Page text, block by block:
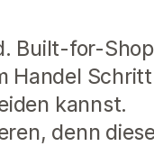
Built-for-
Handel
kannst.
denn